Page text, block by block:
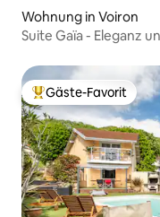
Wohnung in Voiron
Suite Gaïa - Eleganz
Beliebter Gäste-
Gäste-Favorit